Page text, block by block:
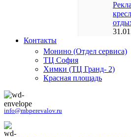
Контакты
Монино (Отдел сервиса)
ТЦ София
Химки (ТЦ Гранд- 2)
Красная площадь
info@mbperevalov.ru